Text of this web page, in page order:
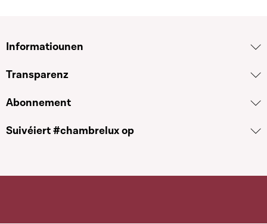
Informatiounen
Transparenz
Abonnement
Suivéiert #chambrelux op